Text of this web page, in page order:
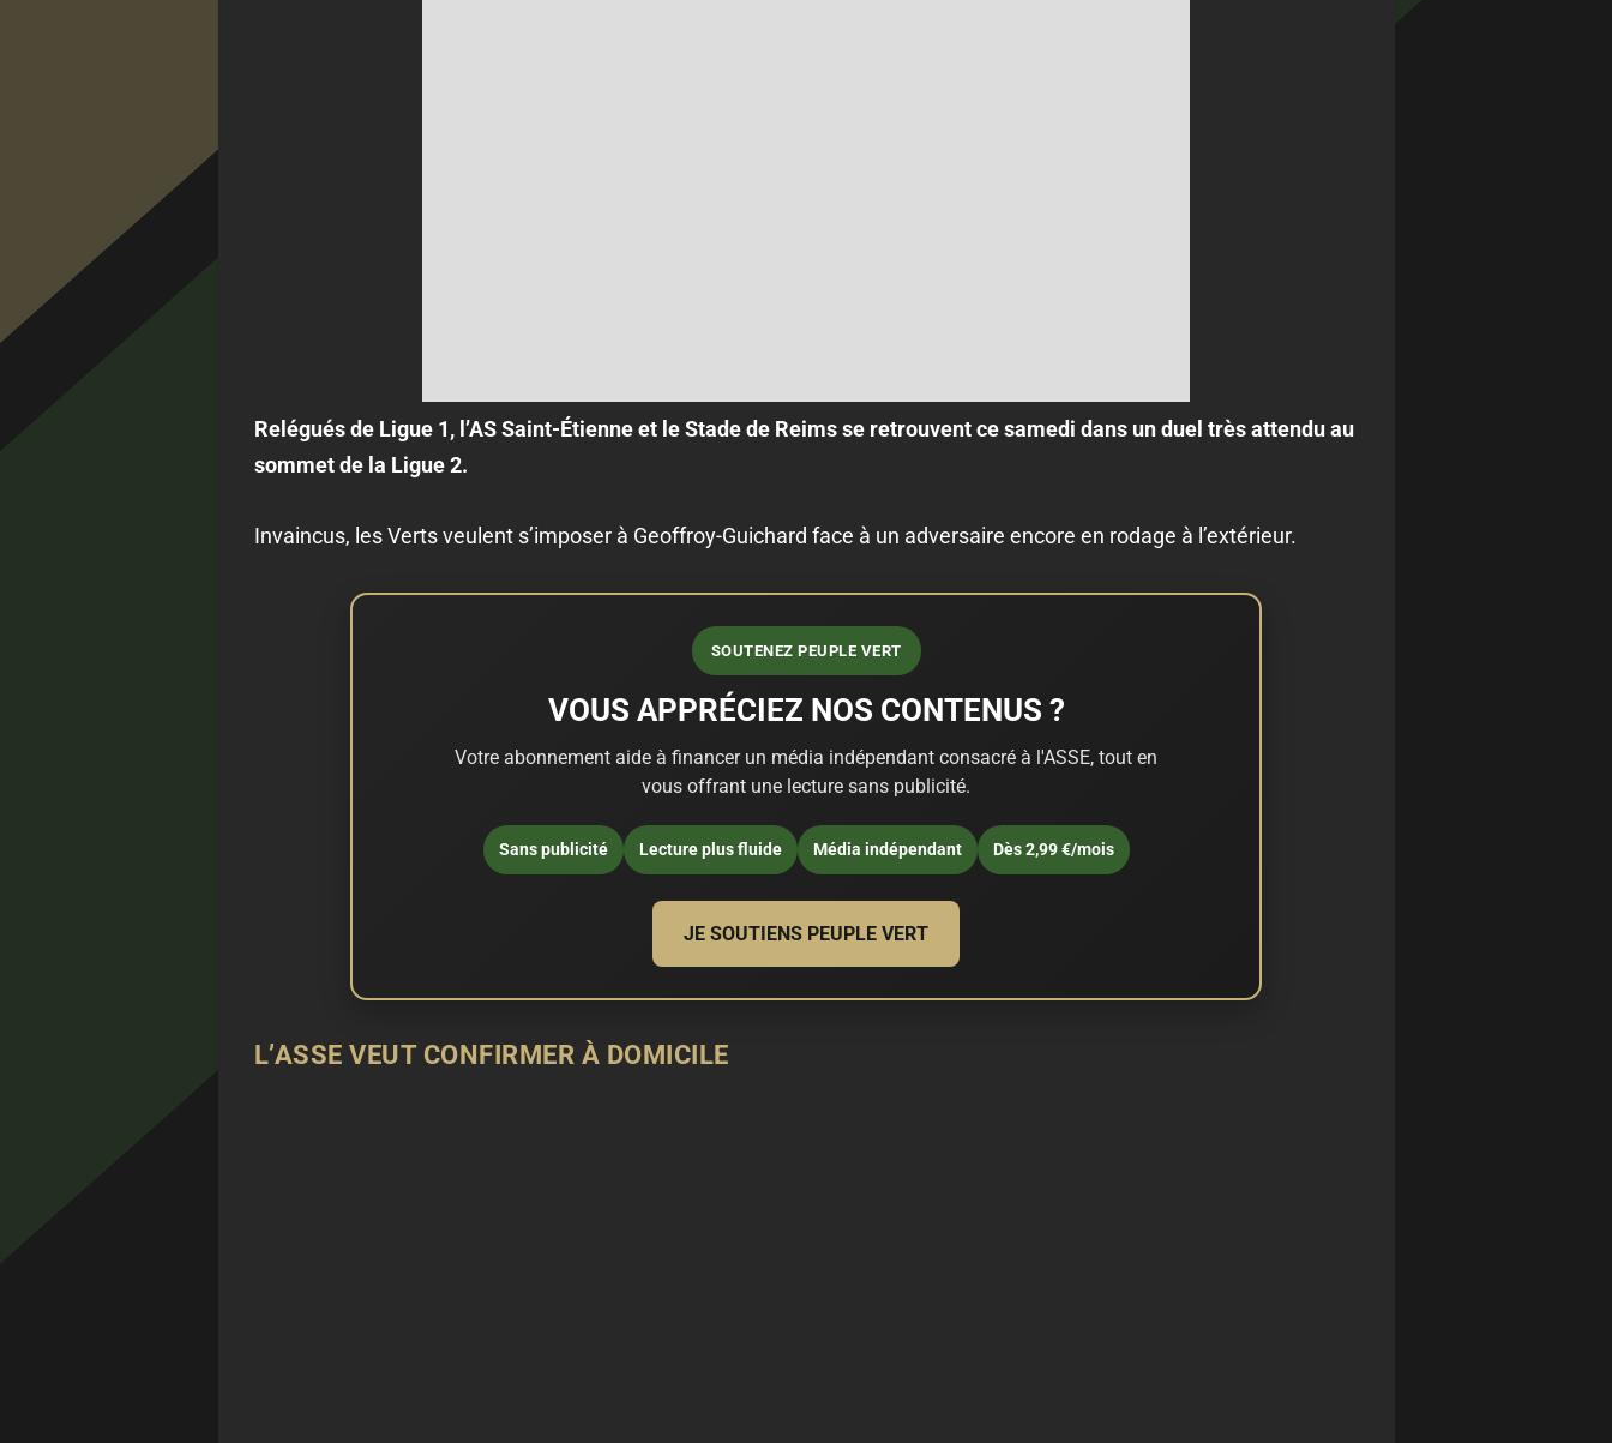
Relégués de Ligue 1, l’AS Saint-Étienne et le Stade de Reims se retrouvent ce samedi dans un duel très attendu au
sommet de la Ligue 2.
Invaincus, les Verts veulent s’imposer à Geoffroy-Guichard face à un adversaire encore en rodage à l’extérieur.
SOUTENEZ PEUPLE VERT
VOUS APPRÉCIEZ NOS CONTENUS ?
Votre abonnement aide à financer un média indépendant consacré à l'ASSE, tout en
vous offrant une lecture sans publicité.
Sans publicité Lecture plus fluide Média indépendant Dès 2,99 €/mois
JE SOUTIENS PEUPLE VERT
L’ASSE VEUT CONFIRMER À DOMICILE